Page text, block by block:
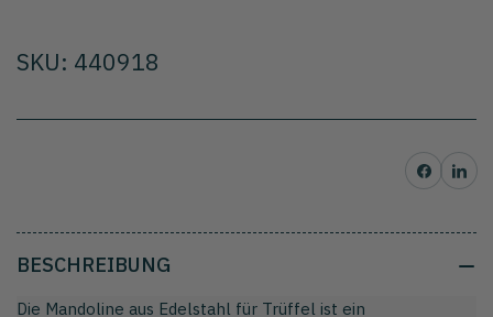
Trüffeln
SKU: 440918
Auf Facebook teilenAuf Pinterest
BESCHREIBUNG
Die Mandoline aus Edelstahl für Trüffel ist ein